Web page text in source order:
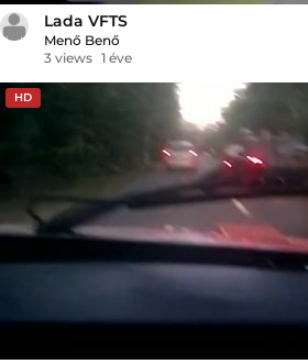
Lada VFTS
Menő Benő
3 views 1 éve
HD